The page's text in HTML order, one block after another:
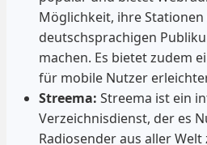
Möglichkeit, ihre
deutschsprachigen
machen. Es bietet zudem
für mobile Nutzer
Streema: Streema ist ein
Verzeichnisdienst, der es
Radiosender aus aller